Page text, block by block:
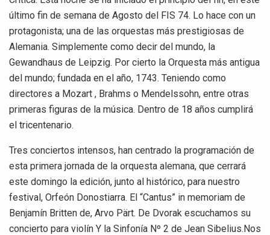
último fin de semana de Agosto del FIS 74. Lo hace con un
protagonista; una de las orquestas más prestigiosas de
Alemania. Simplemente como decir del mundo, la
Gewandhaus de Leipzig. Por cierto la Orquesta más antigua
del mundo; fundada en el año, 1743. Teniendo como
directores a Mozart , Brahms o Mendelssohn, entre otras
primeras figuras de la música. Dentro de 18 años cumplirá
el tricentenario.
Tres conciertos intensos, han centrado la programación de
esta primera jornada de la orquesta alemana, que cerrará
este domingo la edición, junto al histórico, para nuestro
festival, Orfeón Donostiarra. El “Cantus” in memoriam de
Benjamín Britten de, Arvo Pärt. De Dvorak escuchamos su
concierto para violín Y la Sinfonía Nº 2 de Jean Sibelius.Nos